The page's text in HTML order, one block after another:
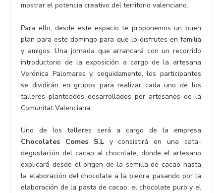
mostrar el potencia creativo del territorio valenciano.
Para ello, desde este espacio te proponemos un buen
plan para este domingo para que lo disfrutes en familia
y amigos. Una jornada que arrancará con un recorrido
introductorio de la exposición a cargo de la artesana
Verónica Palomares y, seguidamente, los participantes
se dividirán en grupos para realizar cada uno de los
talleres planteados desarrollados por artesanos de la
Comunitat Valenciana.
Uno de los talleres será a cargo de la empresa
Chocolates Comes S.Ly consistirá en una cata-
degustación del cacao al chocolate, donde el artesano
explicará desde el origen de la semilla de cacao hasta
la elaboración del chocolate a la piedra, pasando por la
elaboración de la pasta de cacao, el chocolate puro y el